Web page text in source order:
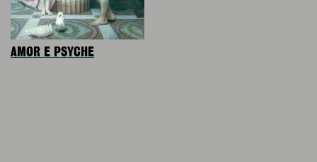
AMOR E PSYCHE